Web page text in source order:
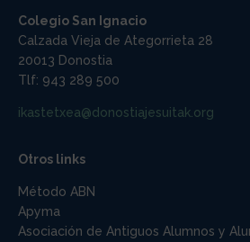
Colegio San Ignacio
Calzada Vieja de Ategorrieta 28
20013 Donostia
Tlf: 943 289 500
ikastetxea@donostiajesuitak.org
Otros links
Método ABN
Apyma
Asociación de Antiguos Alumnos y